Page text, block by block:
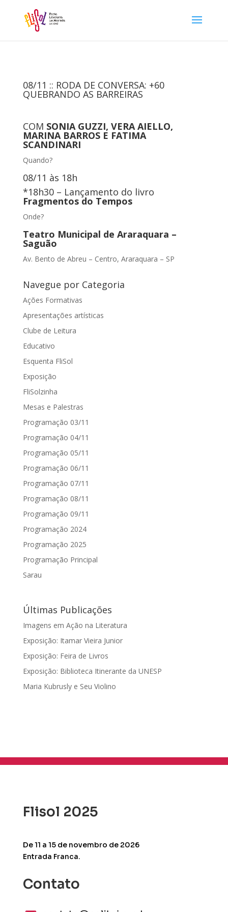
08/11 :: RODA DE CONVERSA: +60
QUEBRANDO AS BARREIRAS
COM SONIA GUZZI, VERA AIELLO,
MARINA BARROS E FATIMA
SCANDINARI
Quando?
08/11 às 18h
*18h30 – Lançamento do livro
Fragmentos do Tempos
Onde?
Teatro Municipal de Araraquara –
Saguão
Av. Bento de Abreu – Centro, Araraquara – SP
Navegue por Categoria
Ações Formativas
Apresentações artísticas
Clube de Leitura
Educativo
Esquenta FliSol
Exposição
FliSolzinha
Mesas e Palestras
Programação 03/11
Programação 04/11
Programação 05/11
Programação 06/11
Programação 07/11
Programação 08/11
Programação 09/11
Programação 2024
Programação 2025
Programação Principal
Sarau
Últimas Publicações
Imagens em Ação na Literatura
Exposição: Itamar Vieira Junior
Exposição: Feira de Livros
Exposição: Biblioteca Itinerante da UNESP
Maria Kubrusly e Seu Violino
Flisol 2025
De 11 a 15 de novembro de 2026
Entrada Franca.
Contato